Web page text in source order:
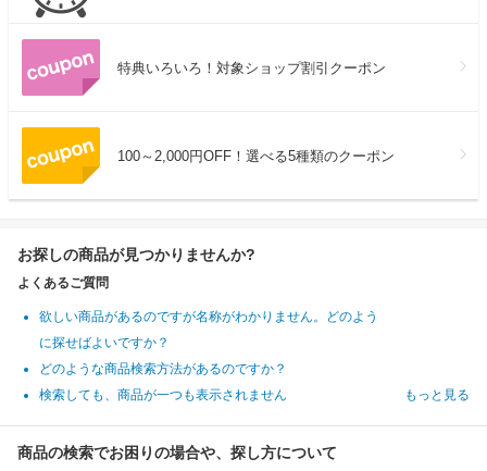
特典いろいろ！対象ショップ割引クーポン
100～2,000円OFF！選べる5種類のクーポン
お探しの商品が見つかりませんか?
よくあるご質問
欲しい商品があるのですが名称がわかりません。どのよう
に探せばよいですか？
どのような商品検索方法があるのですか？
検索しても、商品が一つも表示されません
もっと見る
商品の検索でお困りの場合や、探し方について